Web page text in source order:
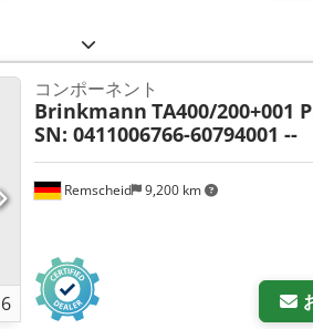
6
Remscheid 9,200 km
コンポーネント
Brinkmann TA400/200+001
SN: 0411006766-60794001 --